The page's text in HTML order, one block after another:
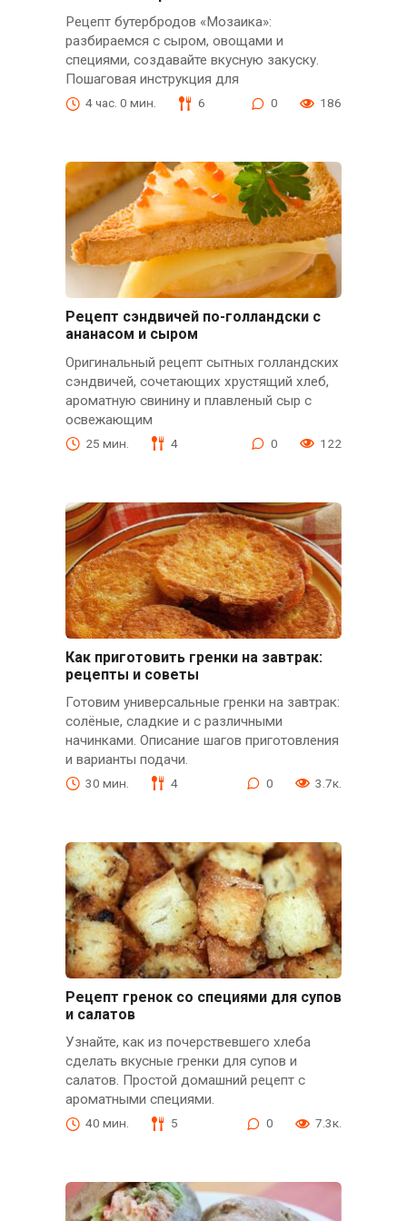
Рецепт бутербродов «Мозаика»:
разбираемся с сыром, овощами и
специями, создавайте вкусную закуску.
Пошаговая инструкция для
4 час. 0 мин. 6 0 186
Рецепт сэндвичей по-голландски с
ананасом и сыром
Оригинальный рецепт сытных голландских
сэндвичей, сочетающих хрустящий хлеб,
ароматную свинину и плавленый сыр с
освежающим
25 мин. 4 0 122
Как приготовить гренки на завтрак:
рецепты и советы
Готовим универсальные гренки на завтрак:
солёные, сладкие и с различными
начинками. Описание шагов приготовления
и варианты подачи.
30 мин. 4 0 3.7к.
Рецепт гренок со специями для супов
и салатов
Узнайте, как из почерствевшего хлеба
сделать вкусные гренки для супов и
салатов. Простой домашний рецепт с
ароматными специями.
40 мин. 5 0 7.3к.